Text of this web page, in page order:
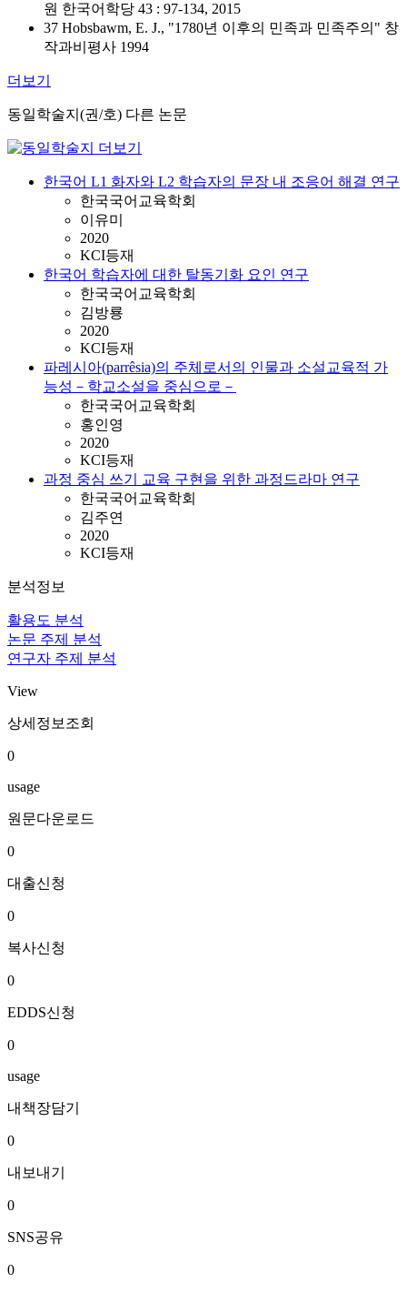
원 한국어학당 43 : 97-134, 2015
37 Hobsbawm, E. J., "1780년 이후의 민족과 민족주의" 창
작과비평사 1994
더보기
동일학술지(권/호) 다른 논문
한국어 L1 화자와 L2 학습자의 문장 내 조응어 해결 연구
한국국어교육학회
이유미
2020
KCI등재
한국어 학습자에 대한 탈동기화 요인 연구
한국국어교육학회
김방룡
2020
KCI등재
파레시아(parrêsia)의 주체로서의 인물과 소설교육적 가
능성－학교소설을 중심으로－
한국국어교육학회
홍인영
2020
KCI등재
과정 중심 쓰기 교육 구현을 위한 과정드라마 연구
한국국어교육학회
김주연
2020
KCI등재
분석정보
활용도 분석
논문 주제 분석
연구자 주제 분석
View
상세정보조회
0
usage
원문다운로드
0
대출신청
0
복사신청
0
EDDS신청
0
usage
내책장담기
0
내보내기
0
SNS공유
0